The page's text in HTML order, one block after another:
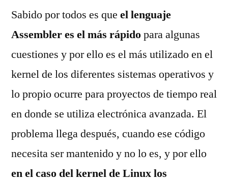
Sabido por todos es que el lenguaje
Assembler es el más rápidopara algunas
cuestiones y por ello es el más utilizado en el
kernel de los diferentes sistemas operativos y
lo propio ocurre para proyectos de tiempo real
en donde se utiliza electrónica avanzada. El
problema llega después, cuando ese código
necesita ser mantenido y no lo es, y por ello
en el caso del kernel de Linux los